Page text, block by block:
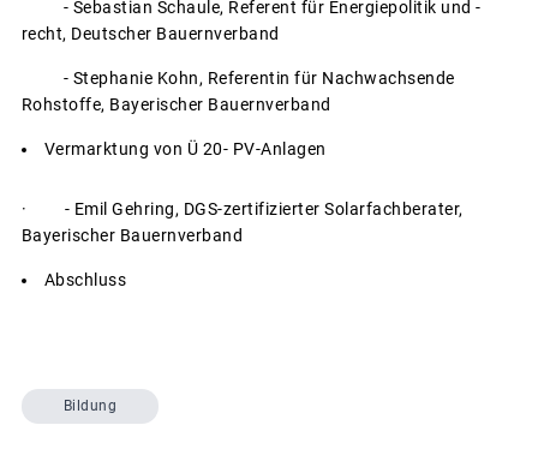
- Sebastian Schaule, Referent für Energiepolitik und -
recht, Deutscher Bauernverband
- Stephanie Kohn, Referentin für Nachwachsende
Rohstoffe, Bayerischer Bauernverband
Vermarktung von Ü 20- PV-Anlagen
· - Emil Gehring, DGS-zertifizierter Solarfachberater,
Bayerischer Bauernverband
Abschluss
Bildung